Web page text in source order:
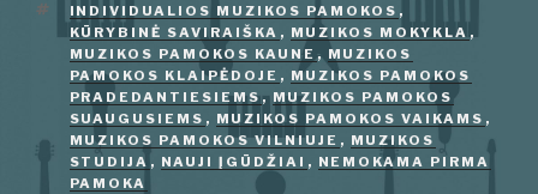
ŽYMOS
INDIVIDUALIOS MUZIKOS PAMOKOS ,
KŪRYBINĖ SAVIRAIŠKA , MUZIKOS MOKYKLA ,
MUZIKOS PAMOKOS KAUNE , MUZIKOS
PAMOKOS KLAIPĖDOJE , MUZIKOS PAMOKOS
PRADEDANTIESIEMS, MUZIKOS PAMOKOS
SUAUGUSIEMS , MUZIKOS PAMOKOS VAIKAMS ,
MUZIKOS PAMOKOS VILNIUJE , MUZIKOS
STUDIJA , NAUJI ĮGŪDŽIAI , NEMOKAMA PIRMA
PAMOKA